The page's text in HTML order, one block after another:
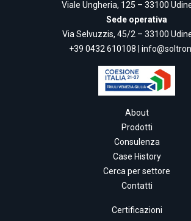
Viale Ungheria, 125 – 33100
Sede operativa
Via Selvuzzis, 45/2 – 33100
+39 0432 610108
About
Prodotti
Consulenza
Case History
Cerca per settore
Contatti
Certificazioni